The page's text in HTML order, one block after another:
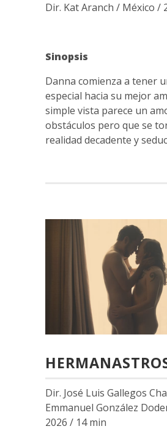
Dir. Kat Aranch / México /
Sinopsis
Danna comienza a tener
especial hacia su mejor
simple vista parece un
obstáculos pero que se
realidad decadente y
Dir. José Luis Gallegos
Emmanuel González
2026 / 14 min